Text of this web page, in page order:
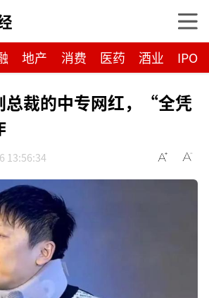
地产 消费 医药 酒业 IPO
总裁的中专网红，“全凭
13:56:34